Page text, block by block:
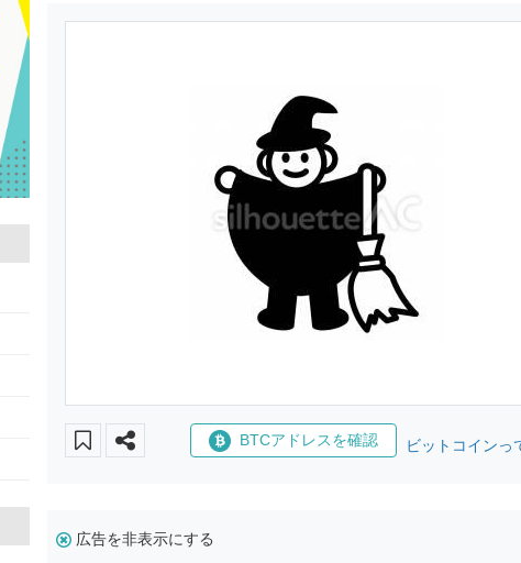
BTCアドレスを確認 ビットコインっ
広告を非表示にする